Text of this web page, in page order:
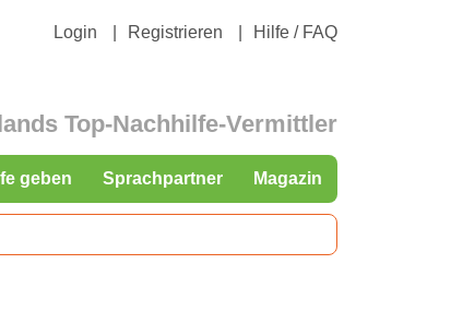
Login Registrieren Hilfe / FAQ
Top-Nachhilfe-Vermittler
geben Sprachpartner Magazin